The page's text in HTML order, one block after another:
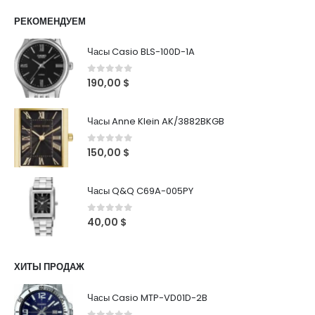
РЕКОМЕНДУЕМ
Часы Casio BLS-100D-1A
0out of 5
190,00 $
Часы Anne Klein AK/3882BKGB
0out of 5
150,00 $
Часы Q&Q C69A-005PY
0 out of 5
40,00 $
ХИТЫ ПРОДАЖ
Часы Casio MTP-VD01D-2B